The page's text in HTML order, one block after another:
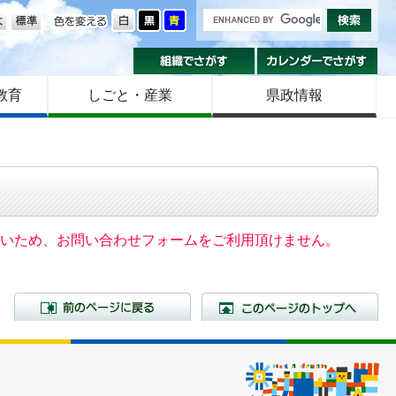
色を変える
大きさ
組織でさがす
育 しごと・産業 県政情報
ため、お問い合わせフォームをご利用頂けません。
前のページに戻る